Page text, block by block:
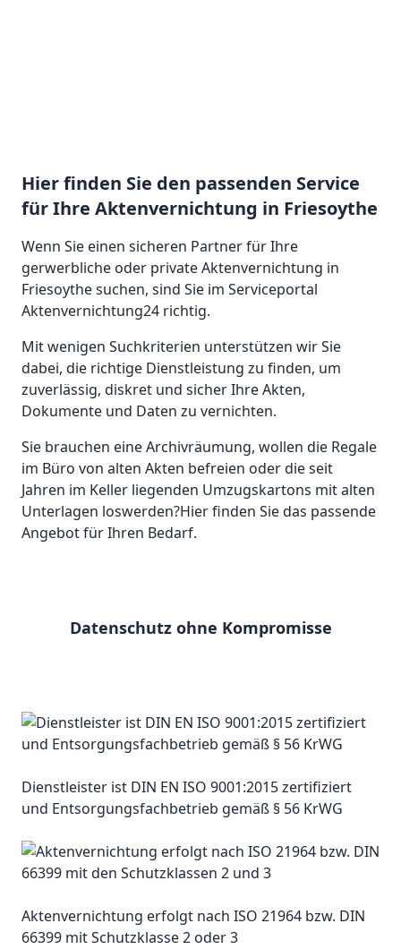
Hier finden Sie den passenden Service
für Ihre Aktenvernichtung in Friesoythe
Wenn Sie einen sicheren Partner für Ihre
gerwerbliche oder private Aktenvernichtung in
Friesoythe suchen, sind Sie im Serviceportal
Aktenvernichtung24 richtig.
Mit wenigen Suchkriterien unterstützen wir Sie
dabei, die richtige Dienstleistung zu finden, um
zuverlässig, diskret und sicher Ihre Akten,
Dokumente und Daten zu vernichten.
Sie brauchen eine Archivräumung, wollen die Regale
im Büro von alten Akten befreien oder die seit
Jahren im Keller liegenden Umzugskartons mit alten
Unterlagen loswerden?Hier finden Sie das passende
Angebot für Ihren Bedarf.
Datenschutz ohne Kompromisse
Dienstleister ist DIN EN ISO 9001:2015 zertifiziert
und Entsorgungsfachbetrieb gemäß § 56 KrWG
Aktenvernichtung erfolgt nach ISO 21964 bzw. DIN
66399 mit Schutzklasse 2 oder 3